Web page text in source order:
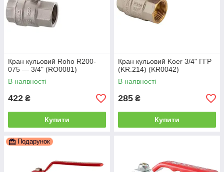
Кран кульовий Roho R200-
075 — 3/4" (RO0081)
В наявності
422 ₴
Купити
Кран кульовий Koer 3/4" ГГР
(KR.214) (KR0042)
В наявності
285 ₴
Купити
Подарунок